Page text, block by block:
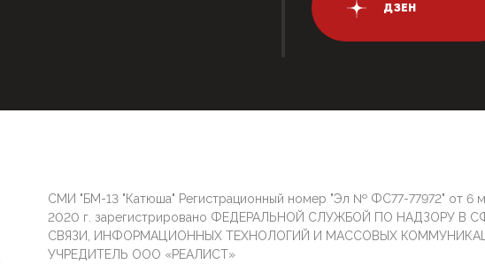
ДЗЕН
СМИ "БМ-13 "Катюша" Регистрационный номер "Эл № ФС77-77972" от 6
2020 г. зарегистрировано ФЕДЕРАЛЬНОЙ СЛУЖБОЙ ПО НАДЗОРУ В
СВЯЗИ, ИНФОРМАЦИОННЫХ ТЕХНОЛОГИЙ И МАССОВЫХ
УЧРЕДИТЕЛЬ ООО «РЕАЛИСТ»